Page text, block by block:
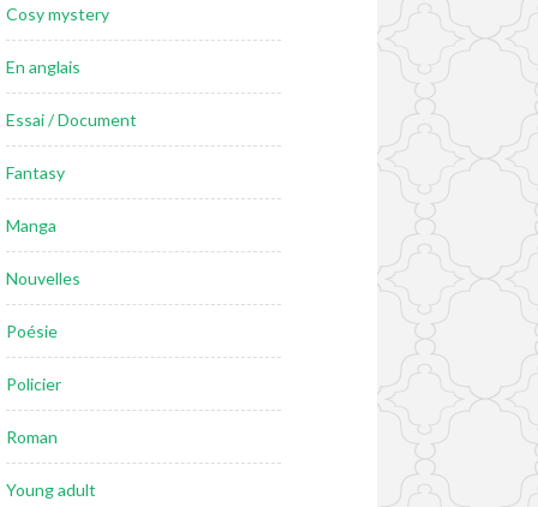
Cosy mystery
En anglais
Essai / Document
Fantasy
Manga
Nouvelles
Poésie
Policier
Roman
Young adult